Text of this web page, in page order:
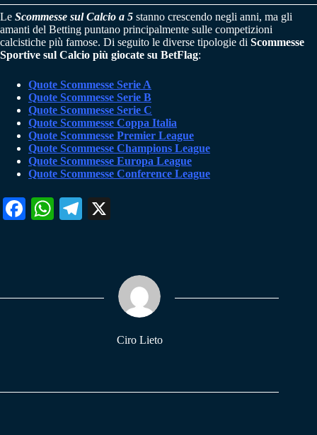
Le Scommesse sul Calcio a 5 stanno crescendo negli anni, ma gli
amanti del Betting puntano principalmente sulle competizioni
calcistiche più famose. Di seguito le diverse tipologie di Scommesse
Sportive sul Calcio più giocate su BetFlag:
Quote Scommesse Serie A
Quote Scommesse Serie B
Quote Scommesse Serie C
Quote Scommesse Coppa Italia
Quote Scommesse Premier League
Quote Scommesse Champions League
Quote Scommesse Europa League
Quote Scommesse Conference League
Fa W
pp
Te
m
Ciro Lieto